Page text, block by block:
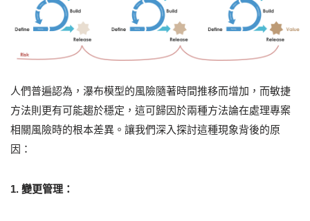
人們普遍認為，瀑布模型的風險隨著時間推移而增加，而敏捷
方法則更有可能趨於穩定，這可歸因於兩種方法論在處理專案
相關風險時的根本差異。讓我們深入探討這種現象背後的原
因：
1. 變更管理：